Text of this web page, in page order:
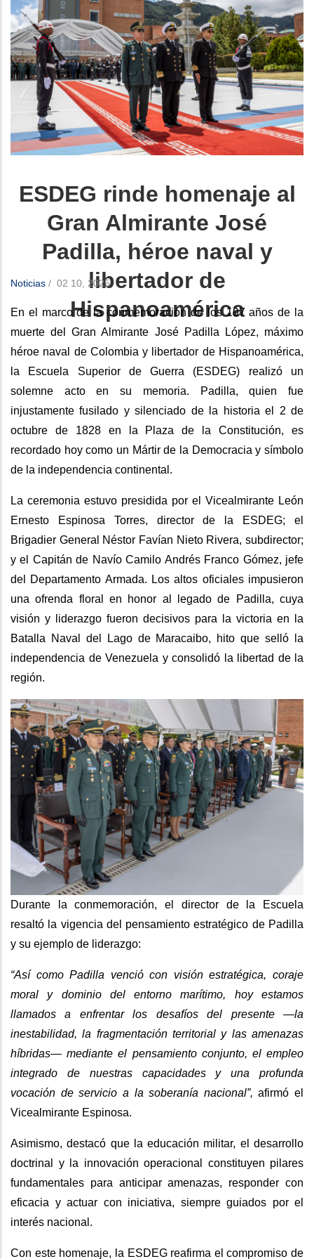
ESDEG rinde homenaje al
Gran Almirante José
Padilla, héroe naval y
libertador de
Hispanoamérica
Noticias / 02 10, 2025
En el marco de la conmemoración de los 197 años de la
muerte del Gran Almirante José Padilla López, máximo
héroe naval de Colombia y libertador de Hispanoamérica,
la Escuela Superior de Guerra (ESDEG) realizó un
solemne acto en su memoria. Padilla, quien fue
injustamente fusilado y silenciado de la historia el 2 de
octubre de 1828 en la Plaza de la Constitución, es
recordado hoy como un Mártir de la Democracia y símbolo
de la independencia continental.
La ceremonia estuvo presidida por el Vicealmirante León
Ernesto Espinosa Torres, director de la ESDEG; el
Brigadier General Néstor Favían Nieto Rivera, subdirector;
y el Capitán de Navío Camilo Andrés Franco Gómez, jefe
del Departamento Armada. Los altos oficiales impusieron
una ofrenda floral en honor al legado de Padilla, cuya
visión y liderazgo fueron decisivos para la victoria en la
Batalla Naval del Lago de Maracaibo, hito que selló la
independencia de Venezuela y consolidó la libertad de la
región.
Durante la conmemoración, el director de la Escuela
resaltó la vigencia del pensamiento estratégico de Padilla
y su ejemplo de liderazgo:
“Así como Padilla venció con visión estratégica, coraje
moral y dominio del entorno marítimo, hoy estamos
llamados a enfrentar los desafíos del presente —la
inestabilidad, la fragmentación territorial y las amenazas
híbridas— mediante el pensamiento conjunto, el empleo
integrado de nuestras capacidades y una profunda
vocación de servicio a la soberanía nacional”, afirmó el
Vicealmirante Espinosa.
Asimismo, destacó que la educación militar, el desarrollo
doctrinal y la innovación operacional constituyen pilares
fundamentales para anticipar amenazas, responder con
eficacia y actuar con iniciativa, siempre guiados por el
interés nacional.
Con este homenaje, la ESDEG reafirma el compromiso de